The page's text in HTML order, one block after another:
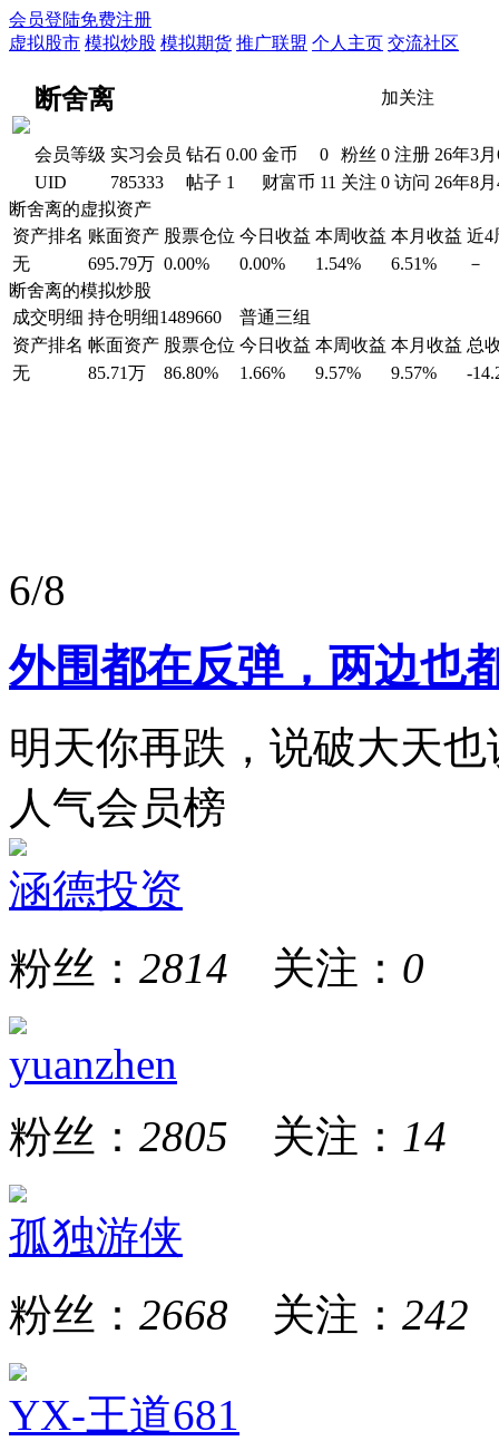
会员登陆免费注册
虚拟股市 模拟炒股 模拟期货 推广联盟 个人主页 交流社区
断舍离 加关注
会员等级 实习会员 钻石 0.00 金币 0 粉丝 0 注册 26年3
UID
785333 帖子 1 财富币 11 关注 0 访问 26年8
断舍离的虚拟资产
资产排名 账面资产 股票仓位 今日收益 本周收益 本月收益 近4
无
695.79万 0.00% 0.00% 1.54% 6.51%
－
断舍离的模拟炒股
成交明细 持仓明细1489660 普通三组
资产排名 帐面资产 股票仓位 今日收益 本周收益 本月收益 总
无
85.71万 86.80% 1.66% 9.57% 9.57% -
6/8
外围都在反弹，两边也
明天你再跌，说破大天
人气会员榜
涵德投资
粉丝： 2814 关注： 0
yuanzhen
粉丝： 2805 关注： 14
孤独游侠
粉丝： 2668 关注： 242
YX-王道681